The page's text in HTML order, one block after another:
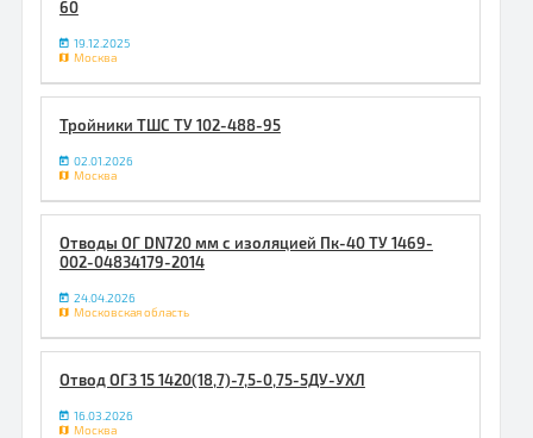
60
19.12.2025
Москва
Тройники ТШС ТУ 102-488-95
02.01.2026
Москва
Отводы ОГ DN720 мм с изоляцией Пк-40 ТУ 1469-
002-04834179-2014
24.04.2026
Московская область
Отвод ОГ3 15 1420(18,7)-7,5-0,75-5ДУ-УХЛ
16.03.2026
Москва